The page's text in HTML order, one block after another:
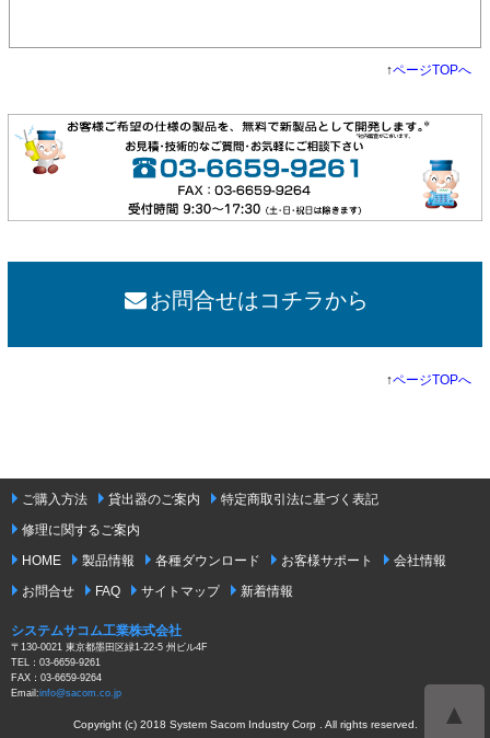
↑ページTOPへ
お問合せはコチラから
↑ページTOPへ
▲
ご購入方法 貸出器のご案内
特定商取引法に基づく表記
修理に関するご案内
HOME
製品情報 各種ダウンロード お客様サポート
会社情報
お問合せ
FAQ サイトマップ 新着情報
システムサコム工業株式会社
〒130-0021 東京都墨田区緑1-22-5 州ビル4F
TEL：03-6659-9261
FAX：03-6659-9264
Email:info@sacom.co.jp
Copyright (c) 2018 System Sacom Industry Corp . All rights reserved.